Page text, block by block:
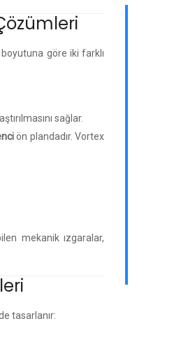
göre iki farklı
sağlar.
ön plandadır. Vortex
mekanik ızgaralar,
tasarlanır: